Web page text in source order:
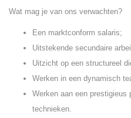
Wat mag je van ons verwachten?
Een marktconform salaris;
Uitstekende secundaire
Uitzicht op een structureel
Werken in een dynamisch
Werken aan een prestigieus
technieken.